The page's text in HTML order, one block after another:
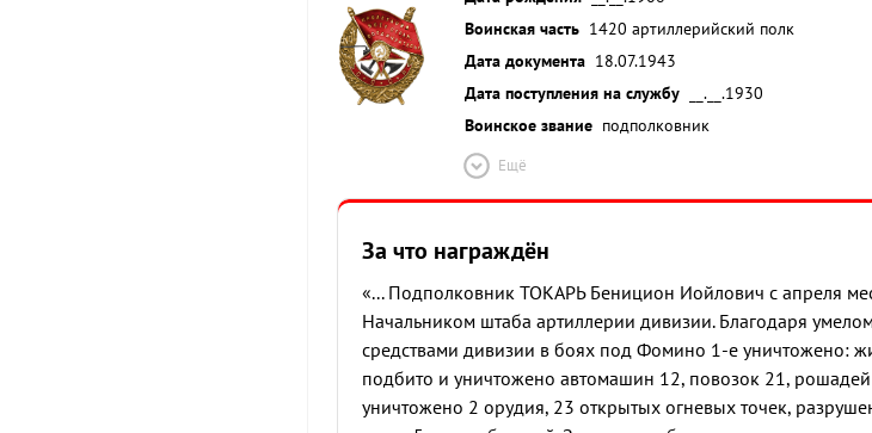
Воинская часть 1420 артиллерийский полк
Дата документа 18.07.1943
Дата поступления на службу
__.__.1930
Воинское звание подполковник
Ещё
За что награждён
«... Подполковник ТОКАРЬ Беницион Иойлович с апреля
Начальником штаба артиллерии дивизии. Благодаря
средствами дивизии в боях под Фомино 1-е уничтожено:
подбито и уничтожено автомашин 12, повозок 21,
уничтожено 2 орудия, 23 открытых огневых точек,